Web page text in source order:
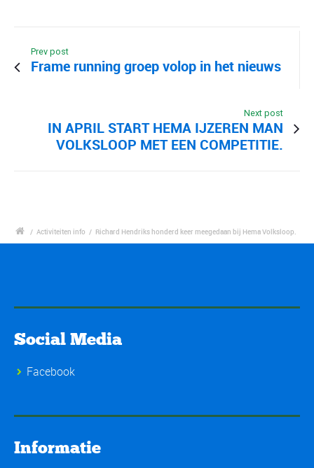
Prev post
Frame running groep volop in het nieuws
Next post
IN APRIL START HEMA IJZEREN MAN
VOLKSLOOP MET EEN COMPETITIE.
/ Activiteiten info / Richard Hendriks honderd keer meegedaan bij Hema Volksloop.
Social Media
Facebook
Informatie